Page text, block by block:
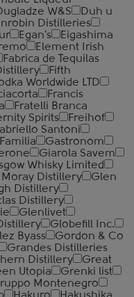
W&S
Duh u
Distilleries
Egan's
Eigashima
Element Irish
Fabrica de Tequilas
Fifth
Worldwide LTD
Francis
Fratelli Branca
Spirits
Freihof
Santoni
Gastronom
Giarola Savem
Whisky Limited
Distillery
Glen
Distillery
Distillery
Glenlivet
Globefill Inc.
Byass
Gordon & Co
Grandes Distilleries
Distillery
Great
Utopia
Grenki list
Montenegro